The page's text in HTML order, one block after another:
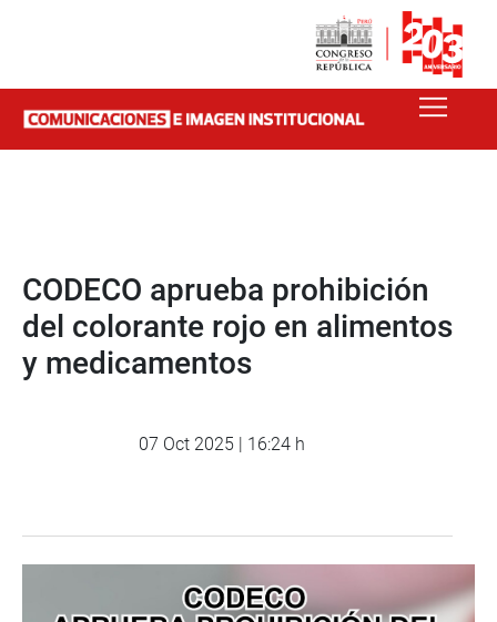
CODECO aprueba prohibición
del colorante rojo en alimentos
y medicamentos
07 Oct 2025 | 16:24 h